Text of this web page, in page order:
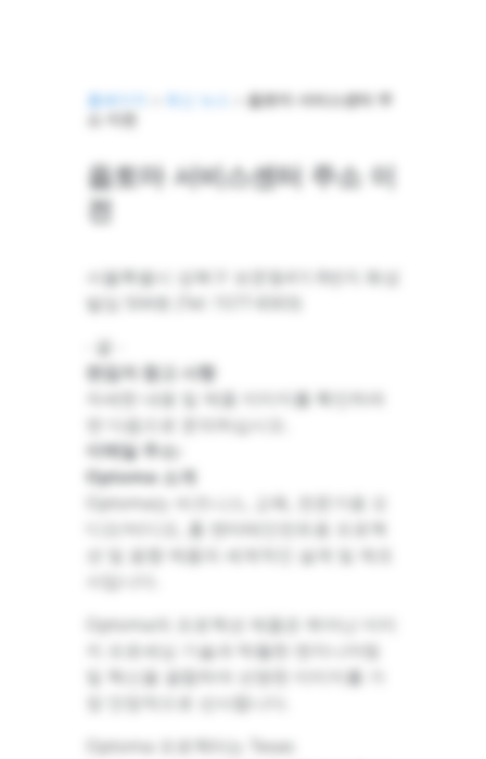
옵토마 서비스센터 주소 이
전
서울특별시 성북구 보문동4가 8번지 화성
빌딩 504호 (Tel: 1577-8303)
- 끝 -
편집자 참고 사항
자세한 내용 및 제품 이미지를 확인하려
면 다음으로 문의하십시오.
이메일 주소:
Optoma 소개
Optoma는 비즈니스, 교육, 전문가용 오
디오/비디오, 홈 엔터테인먼트용 프로젝
션 및 음향 제품의 세계적인 설계 및 제조
Optoma의 프로젝션 제품은 뛰어난 이미
지 프로세싱 기술과 탁월한 엔지니어링
및 혁신을 결합하여 선명한 이미지를 가
장 안정적으로 선사합니다.
Optoma 프로젝터는 Texas